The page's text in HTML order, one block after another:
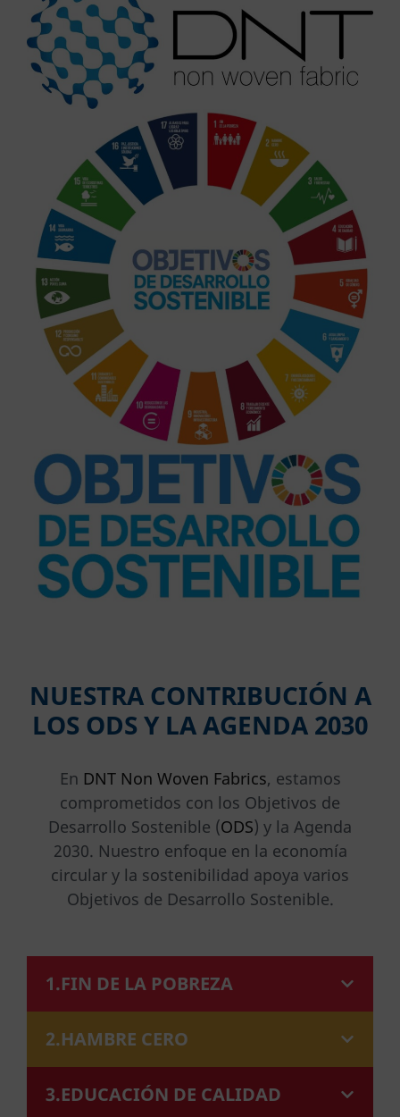
NUESTRA CONTRIBUCIÓN A
LOS ODS Y LA AGENDA 2030
En DNT Non Woven Fabrics, estamos
comprometidos con los Objetivos de
Desarrollo Sostenible (ODS) y la Agenda
2030. Nuestro enfoque en la economía
circular y la sostenibilidad apoya varios
Objetivos de Desarrollo Sostenible.
1.FIN DE LA POBREZA
2.HAMBRE CERO
3.EDUCACIÓN DE CALIDAD